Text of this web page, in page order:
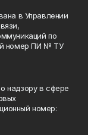
в Управлении
по
номер ПИ № ТУ
надзору в сфере
номер: